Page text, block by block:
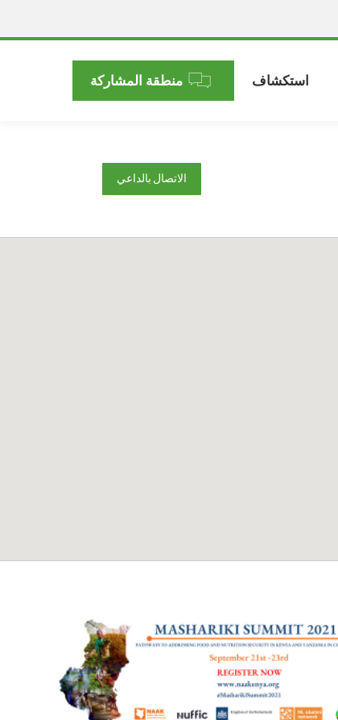
استكشاف منطقة المشاركة
الاتصال بالداعي